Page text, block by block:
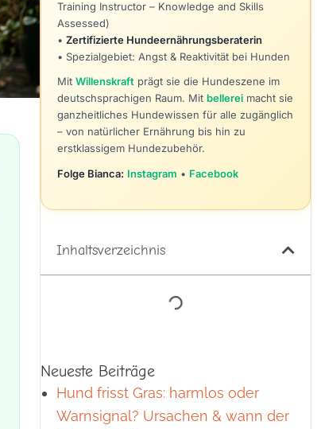
Training Instructor – Knowledge and Skills
Assessed)
• Zertifizierte Hundeernährungsberaterin
• Spezialgebiet: Angst & Reaktivität bei Hunden
Mit Willenskraft prägt sie die Hundeszene im
deutschsprachigen Raum. Mit bellerei macht sie
ganzheitliches Hundewissen für alle zugänglich
– von natürlicher Ernährung bis hin zu
erstklassigem Hundezubehör.
Folge Bianca: Instagram • Facebook
Inhaltsverzeichnis
Neueste Beiträge
Hund frisst Gras: harmlos oder
Warnsignal? Ursachen & wann der